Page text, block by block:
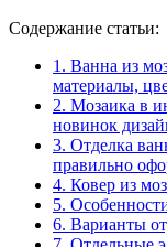
Содержание статьи:
1. Ванна из
материалы,
2. Мозаика в
новинок
3. Отделка
правильно
4. Ковер из
5.
6. Варианты